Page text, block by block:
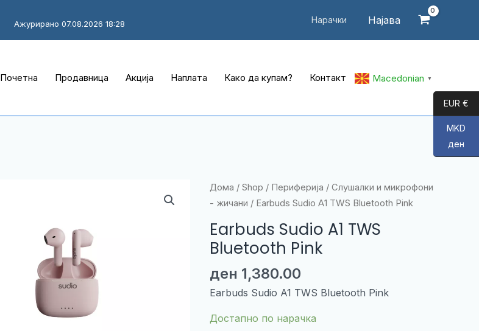
Нарачки Најава
Ажурирано 07.08.2026 18:28
Почетна Продавница Акција Наплата Како да купам? Контакт Macedonian ▼
Дома / Shop / Периферија / Слушалки и микрофони
- жичани / Earbuds Sudio A1 TWS Bluetooth Pink
Earbuds Sudio A1 TWS
Bluetooth Pink
ден 1,380.00
Earbuds Sudio A1 TWS Bluetooth Pink
Достапно по нарачка
EUR €
MKD
ден